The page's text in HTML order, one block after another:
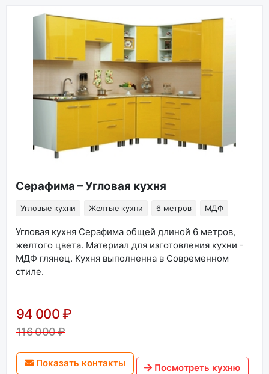
Серафима – Угловая кухня
Угловые кухни Желтые кухни 6 метров МДФ
Угловая кухня Серафима общей длиной 6 метров,
желтого цвета. Материал для изготовления кухни -
МДФ глянец. Кухня выполненна в Современном
стиле.
94 000 ₽
116 000 ₽
Показать контакты Посмотреть кухню